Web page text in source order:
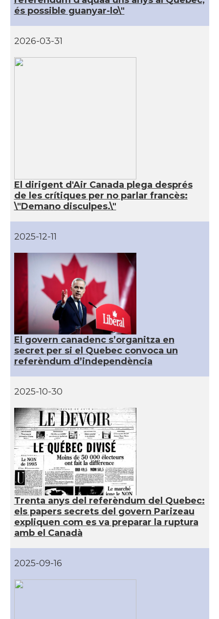
és possible guanyar-lo\"
2026-03-31
El dirigent d'Air Canada plega després
de les crítiques per no parlar francès:
\"Demano disculpes.\"
2025-12-11
El govern canadenc s’organitza en
secret per si el Quebec convoca un
referèndum d’independència
2025-10-30
Trenta anys del referèndum del Quebec:
els papers secrets del govern Parizeau
expliquen com es va preparar la ruptura
amb el Canadà
2025-09-16